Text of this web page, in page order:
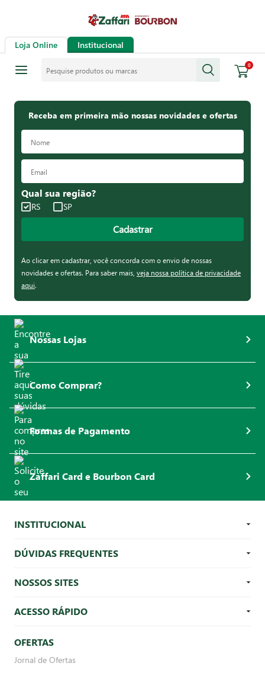
Loja Online Institucional
0
Receba em primeira mão nossas novidades e ofertas
Qual sua região?
RS SP
Cadastrar
Ao clicar em cadastrar, você concorda com o envio de nossas
novidades e ofertas. Para saber mais, veja nossa política de privacidade
aqui.
Nossas Lojas
Como Comprar?
Formas de Pagamento
Zaffari Card e Bourbon Card
INSTITUCIONAL
DÚVIDAS FREQUENTES
NOSSOS SITES
ACESSO RÁPIDO
OFERTAS
Jornal de Ofertas